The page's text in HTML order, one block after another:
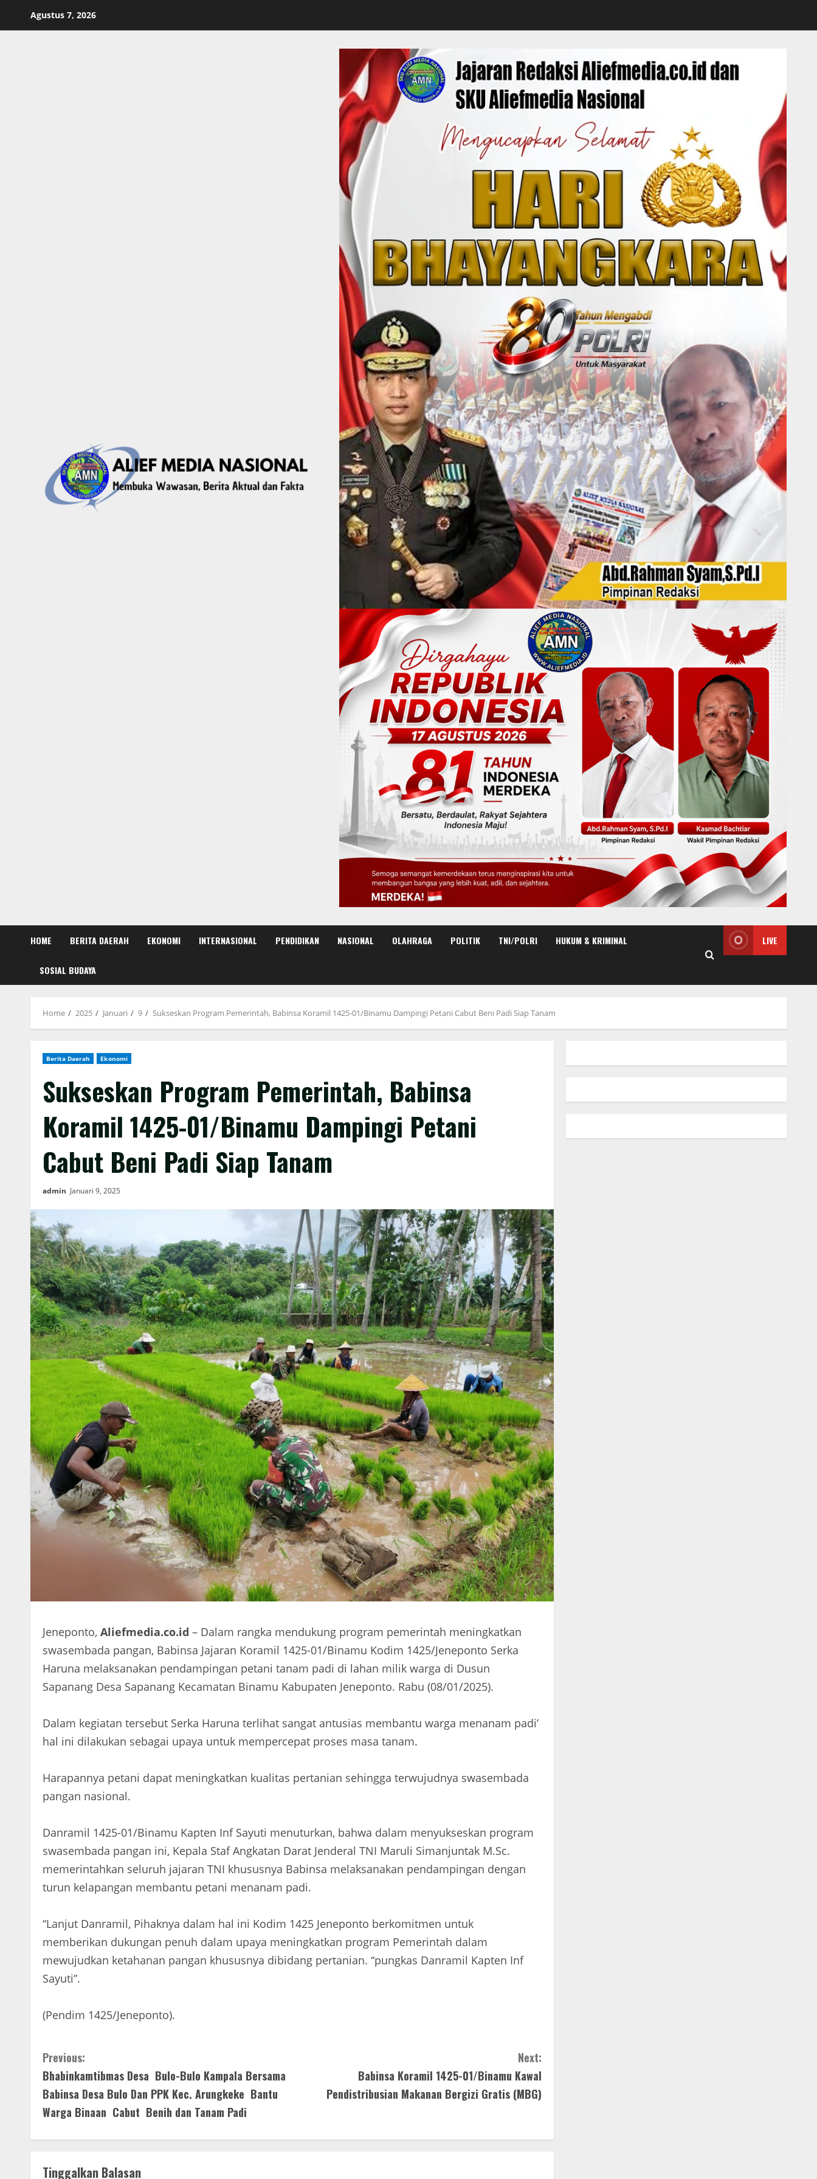
Agustus 7, 2026
HOME BERITA DAERAH EKONOMI INTERNASIONAL PENDIDIKAN NASIONAL OLAHRAGA POLITIK TNI/POLRI HUKUM & KRIMINAL
SOSIAL BUDAYA
LIVE
Home 2025 Januari 9 Sukseskan Program Pemerintah, Babinsa Koramil 1425-01/Binamu Dampingi Petani Cabut Beni Padi Siap Tanam
Berita Daerah Ekonomi
Sukseskan Program Pemerintah, Babinsa
Koramil 1425-01/Binamu Dampingi Petani
Cabut Beni Padi Siap Tanam
admin Januari 9, 2025
Jeneponto, Aliefmedia.co.id – Dalam rangka mendukung program pemerintah meningkatkan
swasembada pangan, Babinsa Jajaran Koramil 1425-01/Binamu Kodim 1425/Jeneponto Serka
Haruna melaksanakan pendampingan petani tanam padi di lahan milik warga di Dusun
Sapanang Desa Sapanang Kecamatan Binamu Kabupaten Jeneponto. Rabu (08/01/2025).
Dalam kegiatan tersebut Serka Haruna terlihat sangat antusias membantu warga menanam padi’
hal ini dilakukan sebagai upaya untuk mempercepat proses masa tanam.
Harapannya petani dapat meningkatkan kualitas pertanian sehingga terwujudnya swasembada
pangan nasional.
Danramil 1425-01/Binamu Kapten Inf Sayuti menuturkan, bahwa dalam menyukseskan program
swasembada pangan ini, Kepala Staf Angkatan Darat Jenderal TNI Maruli Simanjuntak M.Sc.
memerintahkan seluruh jajaran TNI khususnya Babinsa melaksanakan pendampingan dengan
turun kelapangan membantu petani menanam padi.
“Lanjut Danramil, Pihaknya dalam hal ini Kodim 1425 Jeneponto berkomitmen untuk
memberikan dukungan penuh dalam upaya meningkatkan program Pemerintah dalam
mewujudkan ketahanan pangan khususnya dibidang pertanian. “pungkas Danramil Kapten Inf
Sayuti”.
(Pendim 1425/Jeneponto).
C
o
n
t
i
Previous:
Bhabinkamtibmas Desa Bulo-Bulo Kampala Bersama
Babinsa Desa Bulo Dan PPK Kec. Arungkeke Bantu
Warga Binaan Cabut Benih dan Tanam Padi
Next:
Babinsa Koramil 1425-01/Binamu Kawal
Pendistribusian Makanan Bergizi Gratis (MBG)
Tinggalkan Balasan